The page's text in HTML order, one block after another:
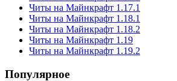
Читы на Майнкрафт 1.17.1
Читы на Майнкрафт 1.18.1
Читы на Майнкрафт 1.18.2
Читы на Майнкрафт 1.19
Читы на Майнкрафт 1.19.2
Популярное